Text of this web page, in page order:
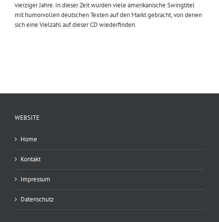
vierziger Jahre. In dieser Zeit wurden viele amerikanische Swingtitel
mit humorvollen deutschen Texten auf den Markt gebracht, von denen
sich eine Vielzahl auf dieser CD wiederfinden.
WEBSITE
Home
Kontakt
Impressum
Datenschutz